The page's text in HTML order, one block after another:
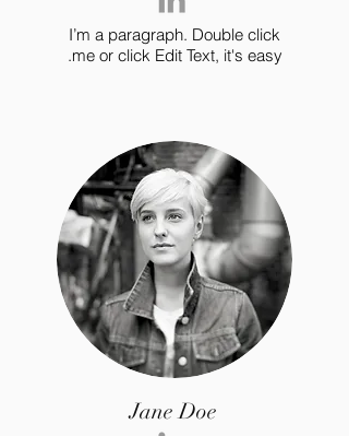
I’m a paragraph. Double click
me or click Edit Text, it's easy.
Jane Doe